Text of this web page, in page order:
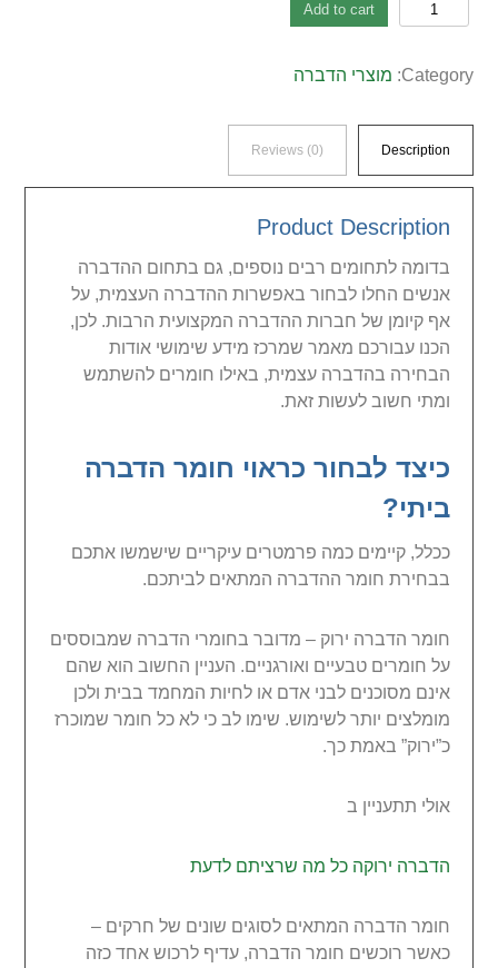
חומרי
הדברה
quantity
Add to cart
Category: מוצרי הדברה
Description
Reviews (0)
Product Description
בדומה לתחומים רבים נוספים, גם בתחום ההדברה
אנשים החלו לבחור באפשרות ההדברה העצמית, על
אף קיומן של חברות ההדברה המקצועית הרבות. לכן,
הכנו עבורכם מאמר שמרכז מידע שימושי אודות
הבחירה בהדברה עצמית, באילו חומרים להשתמש
ומתי חשוב לעשות זאת.
כיצד לבחור כראוי חומר הדברה
ביתי?
ככלל, קיימים כמה פרמטרים עיקריים שישמשו אתכם
בבחירת חומר ההדברה המתאים לביתכם.
חומר הדברה ירוק – מדובר בחומרי הדברה שמבוססים
על חומרים טבעיים ואורגניים. העניין החשוב הוא שהם
אינם מסוכנים לבני אדם או לחיות המחמד בבית ולכן
מומלצים יותר לשימוש. שימו לב כי לא כל חומר שמוכרז
כ”ירוק” באמת כך.
אולי תתעניין ב
הדברה ירוקה כל מה שרציתם לדעת
חומר הדברה המתאים לסוגים שונים של חרקים –
כאשר רוכשים חומר הדברה, עדיף לרכוש אחד כזה